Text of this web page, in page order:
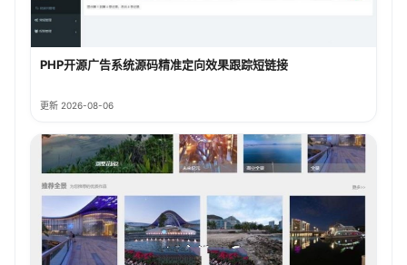
PHP开源广告系统源码精准定向效果跟踪短链接
更新 2026-08-06